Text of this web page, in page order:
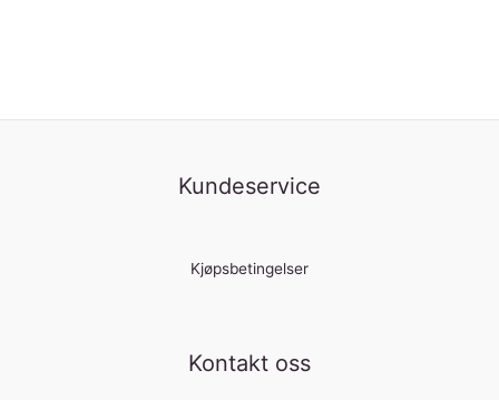
Kundeservice
Kjøpsbetingelser
Kontakt oss